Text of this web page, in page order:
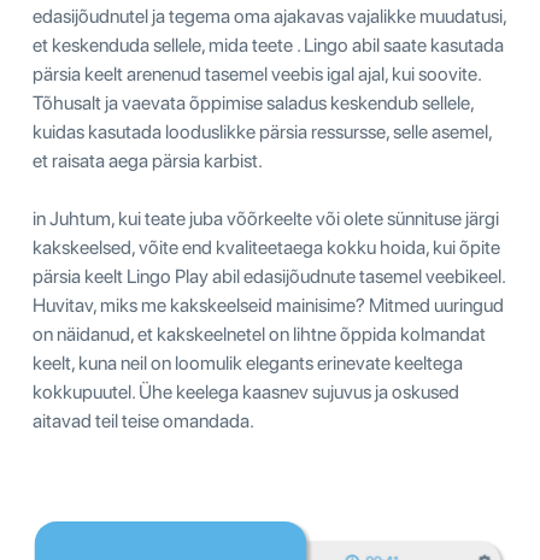
edasijõudnutel ja tegema oma ajakavas vajalikke muudatusi,
et keskenduda sellele, mida teete . Lingo abil saate kasutada
pärsia keelt arenenud tasemel veebis igal ajal, kui soovite.
Tõhusalt ja vaevata õppimise saladus keskendub sellele,
kuidas kasutada looduslikke pärsia ressursse, selle asemel,
et raisata aega pärsia karbist.
in Juhtum, kui teate juba võõrkeelte või olete sünnituse järgi
kakskeelsed, võite end kvaliteetaega kokku hoida, kui õpite
pärsia keelt Lingo Play abil edasijõudnute tasemel veebikeel.
Huvitav, miks me kakskeelseid mainisime? Mitmed uuringud
on näidanud, et kakskeelnetel on lihtne õppida kolmandat
keelt, kuna neil on loomulik elegants erinevate keeltega
kokkupuutel. Ühe keelega kaasnev sujuvus ja oskused
aitavad teil teise omandada.